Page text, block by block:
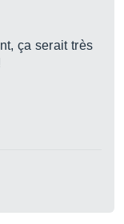
ça serait très